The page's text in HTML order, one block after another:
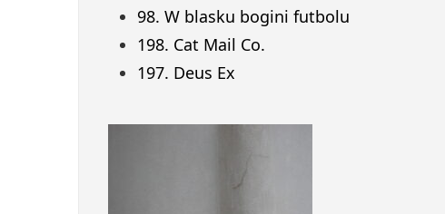
98. W blasku bogini futbolu
198. Cat Mail Co.
197. Deus Ex